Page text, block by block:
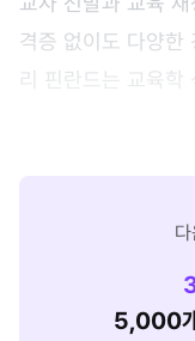
격증 없이도 다양한
리 핀란드는 교육학
5,000